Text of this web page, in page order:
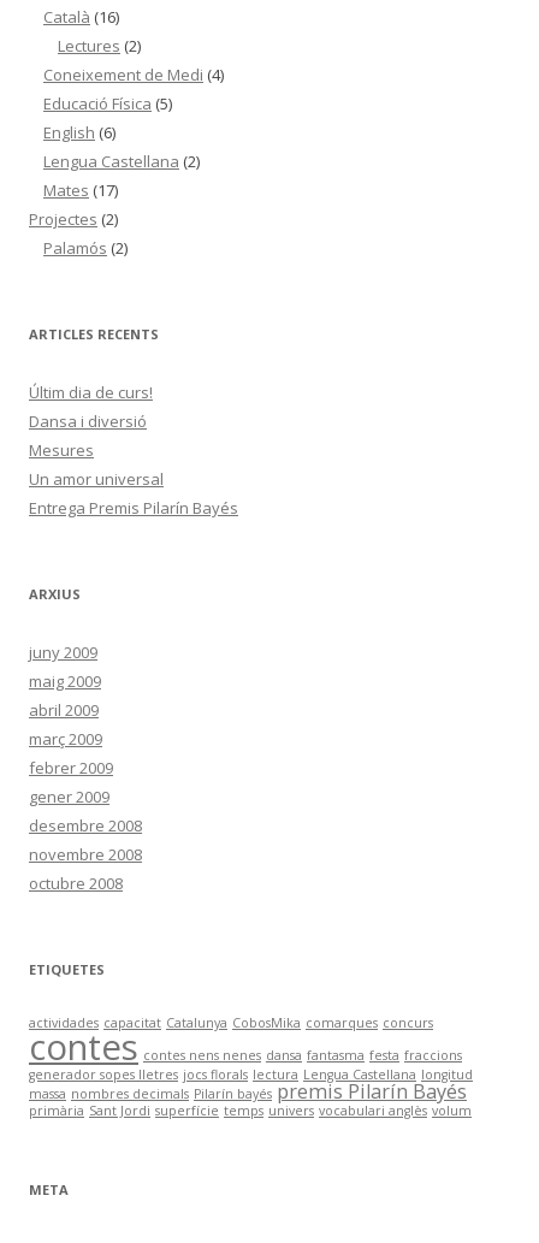
Català (16)
Lectures (2)
Coneixement de Medi (4)
Educació Física (5)
English (6)
Lengua Castellana (2)
Mates (17)
Projectes (2)
Palamós (2)
ARTICLES RECENTS
Últim dia de curs!
Dansa i diversió
Mesures
Un amor universal
Entrega Premis Pilarín Bayés
ARXIUS
juny 2009
maig 2009
abril 2009
març 2009
febrer 2009
gener 2009
desembre 2008
novembre 2008
octubre 2008
ETIQUETES
actividades capacitat Catalunya CobosMika comarques concurs
contes contes nens nenes dansa fantasma festa fraccions
generador sopes lletres jocs florals lectura Lengua Castellana longitud
massa nombres decimals Pilarín bayés premis Pilarín Bayés
primària Sant Jordi superfície temps univers vocabulari anglès volum
META